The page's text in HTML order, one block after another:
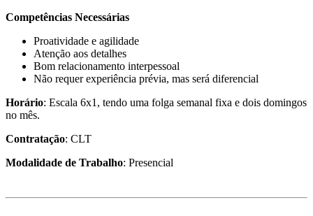
Competências Necessárias
Proatividade e agilidade
Atenção aos detalhes
Bom relacionamento interpessoal
Não requer experiência prévia, mas será diferencial
Horário: Escala 6x1, tendo uma folga semanal fixa e dois domingos
no mês.
Contratação: CLT
Modalidade de Trabalho: Presencial